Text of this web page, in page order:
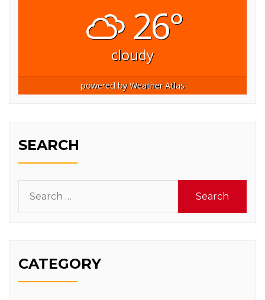
26°
cloudy
powered byWeather Atlas
SEARCH
for:
CATEGORY